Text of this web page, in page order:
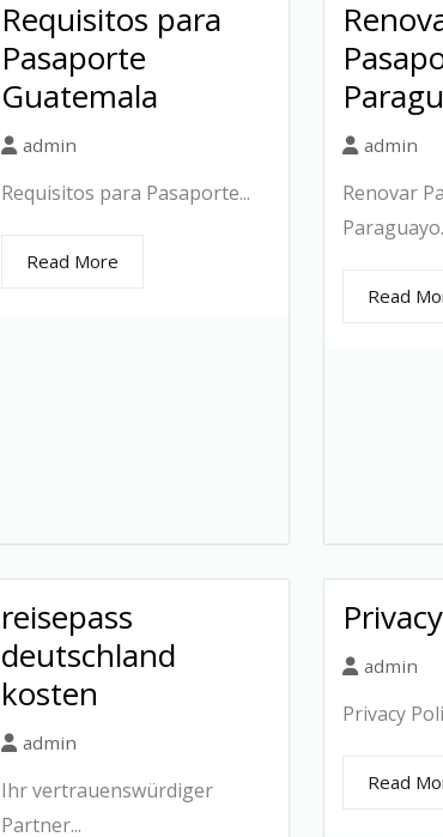
Requisitos para
Pasaporte
Guatemala
admin
Requisitos para Pasaporte...
Read More
admin
Renovar
Read
reisepass
deutschland
kosten
admin
Ihr vertrauenswürdiger
Partner...
admin
Privacy
Read